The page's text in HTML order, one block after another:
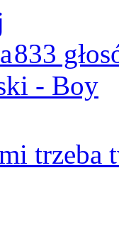
833
- Boy
trzeba